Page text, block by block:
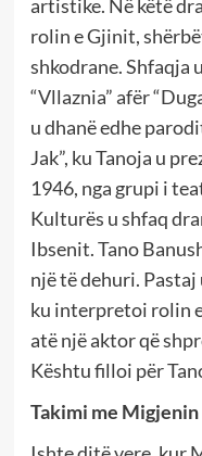
artistike. Në këtë
rolin e Gjinit,
shkodrane. Shfaqja
“Vllaznia” afër
u dhanë edhe
Jak”, ku Tanoja u
1946, nga grupi i
Kulturës u shfaq
Ibsenit. Tano
një të dehuri. Pastaj
ku interpretoi rolin
atë një aktor që
Kështu filloi për
Takimi me Migjenin